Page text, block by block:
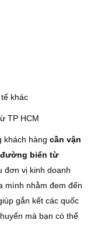
khác
khách hàng cần vận
biển từ
đơn vị kinh doanh
mình nhằm đem đến
gắn kết các quốc
mà bạn có thể